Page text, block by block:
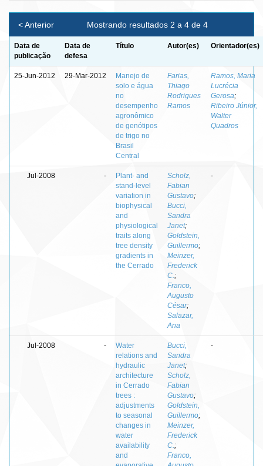
Mostrando resultados 2 a 4 de 4
< Anterior
Data de
publicação
Data de
defesa
Título Autor(es) Orientador(es)
25-Jun-2012 29-Mar-2012
Manejo de
solo e água
no
desempenho
agronômico
de genótipos
de trigo no
Brasil
Central
Farias,
Thiago
Rodrigues
Ramos
Ramos, Maria
Lucrécia
Gerosa;
Ribeiro Júnior,
Walter
Quadros
Jul-2008 -
Plant- and
stand-level
variation in
biophysical
and
physiological
traits along
tree density
gradients in
the Cerrado
Scholz,
Fabian
Gustavo;
Bucci,
Sandra
Janet;
Goldstein,
Guillermo;
Meinzer,
Frederick
C. ;
Franco,
Augusto
César;
Salazar,
Ana
-
Jul-2008 -
Water
relations and
hydraulic
architecture
in Cerrado
trees :
adjustments
to seasonal
changes in
water
availability
and
Bucci,
Sandra
Janet;
Scholz,
Fabian
Gustavo;
Goldstein,
Guillermo;
Meinzer,
Frederick
C. ;
Franco,
-